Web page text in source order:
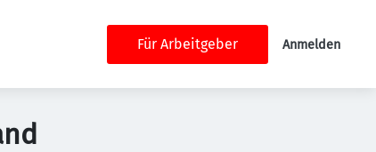
Für Arbeitgeber Anmelden